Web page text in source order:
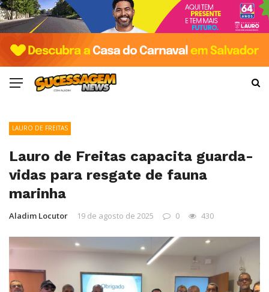
LAURO DE FREITAS
Lauro de Freitas capacita guarda-
vidas para resgate de fauna
marinha
Aladim Locutor 19 de agosto de 2025 0 430